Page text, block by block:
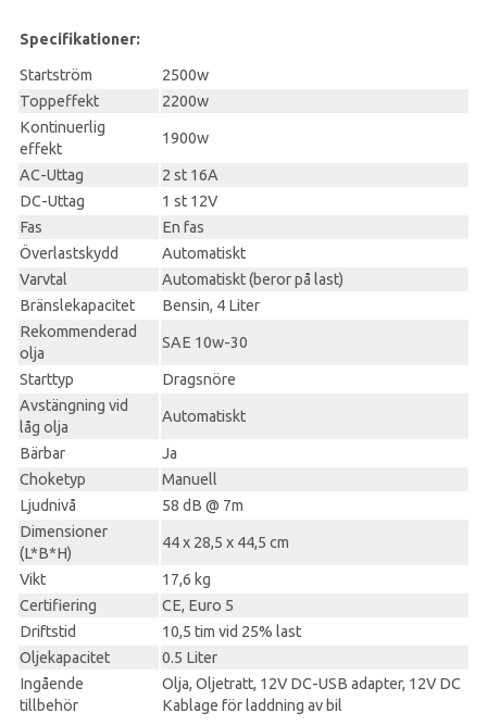
Specifikationer:
Startström
2500w
Toppeffekt
2200w
Kontinuerlig
effekt
1900w
AC-Uttag
2 st 16A
DC-Uttag
1 st 12V
Fas
En fas
Överlastskydd
Automatiskt
Varvtal
Automatiskt (beror på last)
Bränslekapacitet
Bensin, 4 Liter
Rekommenderad
olja
SAE 10w-30
Starttyp
Dragsnöre
Avstängning vid
låg olja
Automatiskt
Bärbar
Ja
Choketyp
Manuell
Ljudnivå
58 dB @ 7m
Dimensioner
(L*B*H)
44 x 28,5 x 44,5 cm
Vikt
17,6 kg
Certifiering
CE, Euro 5
Driftstid
10,5 tim vid 25% last
Oljekapacitet
0.5 Liter
Ingående
tillbehör
Olja, Oljetratt, 12V DC-USB adapter, 12V DC
Kablage för laddning av bil